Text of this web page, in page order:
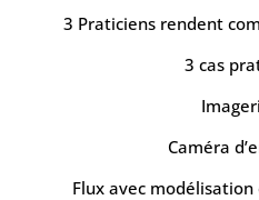
3 Praticiens rendent
3 cas
Caméra
Flux avec